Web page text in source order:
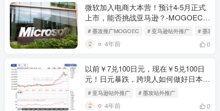
微软加入电商大本营！预计4-5月正式
上市，能否挑战亚马逊？-MOGOEC墨
攻
# 墨攻推广MOGOEC # 亚马逊站外推广 # 墨攻
4年前 0
以前￥7兑100日元，现在￥5兑100日
元！日元暴跌，跨境人如何做好日本市
场？- 墨攻推广MOGOEC
# 亚马逊站外推广 # 墨攻站外推广
4年前 0